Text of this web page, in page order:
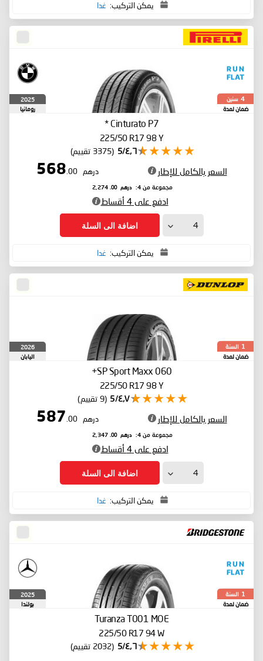
يمكن التركيب: غدا
4 سنين
ضمان لمدة
2025
رومانيا
Cinturato P7
*
225/50 R17 98 Y
٤٫٦/5 (3375 تقييم)
السعر بالكامل للإطار درهم 568
.00
مجموعة من 4: درهم 2,274
.00
ادفع على 4 أقساط
اضافة الى السلة
يمكن التركيب: غدا
1 السنة
ضمان لمدة
2026
اليابان
SP Sport Maxx 060+
225/50 R17 98 Y
٤٫٧/5 (9 تقييم)
السعر بالكامل للإطار درهم 587
.00
مجموعة من 4: درهم 2,347
.00
ادفع على 4 أقساط
اضافة الى السلة
يمكن التركيب: غدا
1 السنة
ضمان لمدة
2025
بولندا
Turanza T001 MOE
225/50 R17 94 W
٤٫٦/5 (2032 تقييم)